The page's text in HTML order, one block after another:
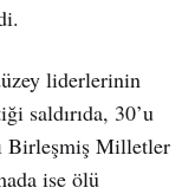
liderlerinin
saldırıda, 30’u
Birleşmiş Milletler
ise ölü